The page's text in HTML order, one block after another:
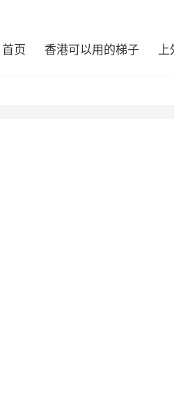
首页 香港可以用的梯子 上